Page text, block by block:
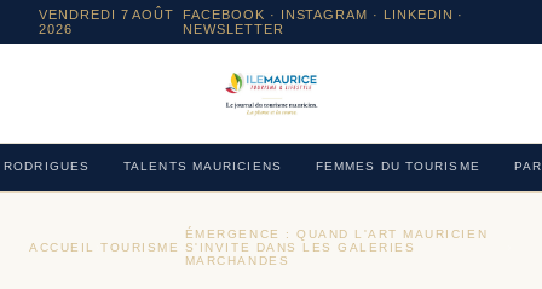
VENDREDI 7 AOÛT
2026
FACEBOOK · INSTAGRAM · LINKEDIN ·
NEWSLETTER
RODRIGUES TALENTS MAURICIENS FEMMES DU TOURISME
ACCUEIL ›TOURISME
ÉMERGENCE : QUAND L'ART MAURICIEN
S'INVITE DANS LES GALERIES
MARCHANDES